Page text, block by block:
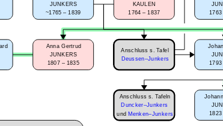
1823
1793
KAULEN
1764 – 1837
JUNKERS
~1765 – 1839
1763
Anna Gertrud
JUNKERS
1807 – 1835
Anschluss s. Tafel
Deussen–Junkers
Anschluss s. Tafeln
Duncker–Junkers
undMenken–Junkers